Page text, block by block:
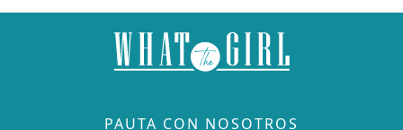
PAUTA CON NOSOTROS